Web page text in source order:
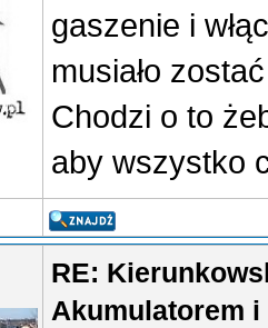
gaszenie i
musiało
Chodzi o to
aby wszystko
RE:
Akumulatorem